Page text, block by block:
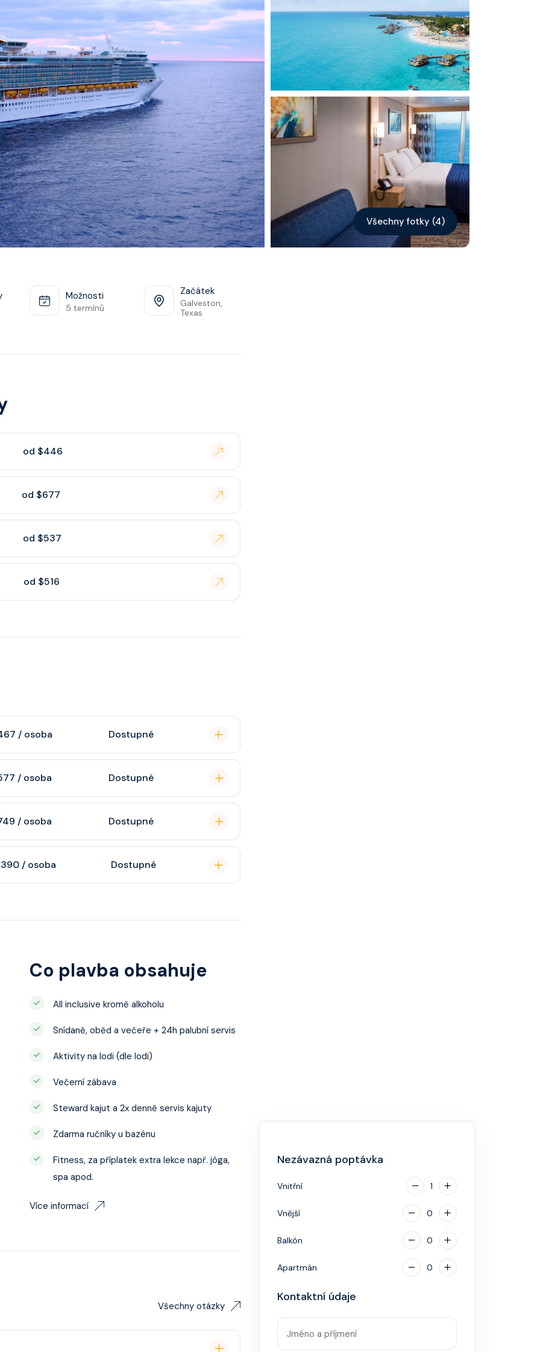
Kontakt
Vyhledat plavbu
Všechny fotky (4)
Možnosti
5 termínů
Začátek
Galveston,
Texas
od $446
od $677
od $537
od $516
/ osoba Dostupné
koupelnu se
TV, rádio,
/ osoba Dostupné
výhledem dle
/ osoba Dostupné
koupelnu
TV,
390 / osoba Dostupné
šatnu,
Co plavba obsahuje
All inclusive kromě alkoholu
Snídaně, oběd a večeře + 24h palubní servis
Aktivity na lodi (dle lodi)
Večerní zábava
Steward kajut a 2x denně servis kajuty
Zdarma ručníky u bazénu
Fitness, za příplatek extra lekce např. jóga,
spa apod.
Více informací
Všechny otázky
Nezávazná poptávka
Vnitřní 1
Vnější 0
Balkón 0
Apartmán 0
Kontaktní údaje